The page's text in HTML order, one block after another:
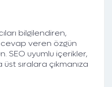
bilgilendiren,
cevap veren özgün
SEO uyumlu içerikler,
sıralara çıkmanıza